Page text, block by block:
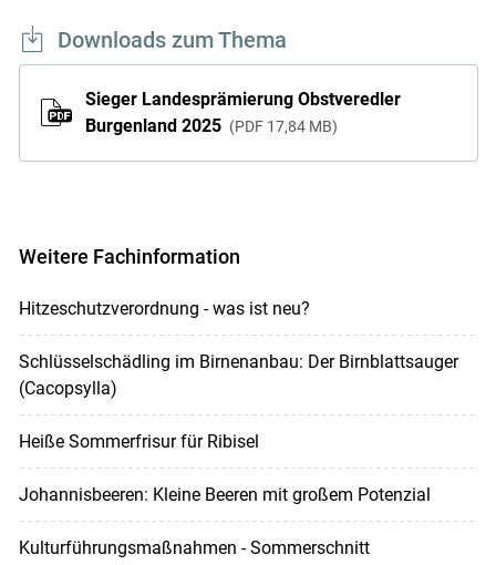
Downloads zum Thema
Sieger Landesprämierung Obstveredler
Burgenland 2025
PDF 17,84 MB
Weitere Fachinformation
Hitzeschutzverordnung - was ist neu?
Schlüsselschädling im Birnenanbau: Der Birnblattsauger
(Cacopsylla)
Heiße Sommerfrisur für Ribisel
Johannisbeeren: Kleine Beeren mit großem Potenzial
Kulturführungsmaßnahmen - Sommerschnitt